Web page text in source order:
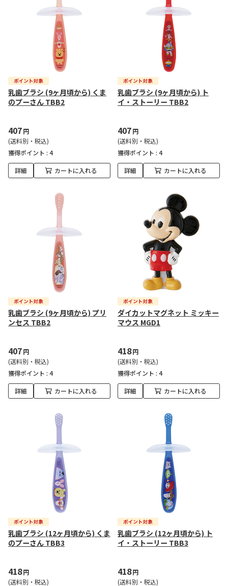
乳歯ブラシ (9ヶ月頃から) くま
のプーさん TBB2
407円
(送料別・税込)
獲得ポイント : 4
詳細 カートに入れる
乳歯ブラシ (9ヶ月頃から) ト
イ・ストーリー TBB2
407円
(送料別・税込)
獲得ポイント : 4
詳細 カートに入れる
乳歯ブラシ (9ヶ月頃から) プリ
ンセス TBB2
407円
(送料別・税込)
獲得ポイント : 4
詳細 カートに入れる
ダイカットマグネット ミッキー
マウス MGD1
418円
(送料別・税込)
獲得ポイント : 4
詳細 カートに入れる
乳歯ブラシ (12ヶ月頃から) くま
のプーさん TBB3
418円
(送料別・税込)
乳歯ブラシ (12ヶ月頃から) ト
イ・ストーリー TBB3
418円
(送料別・税込)